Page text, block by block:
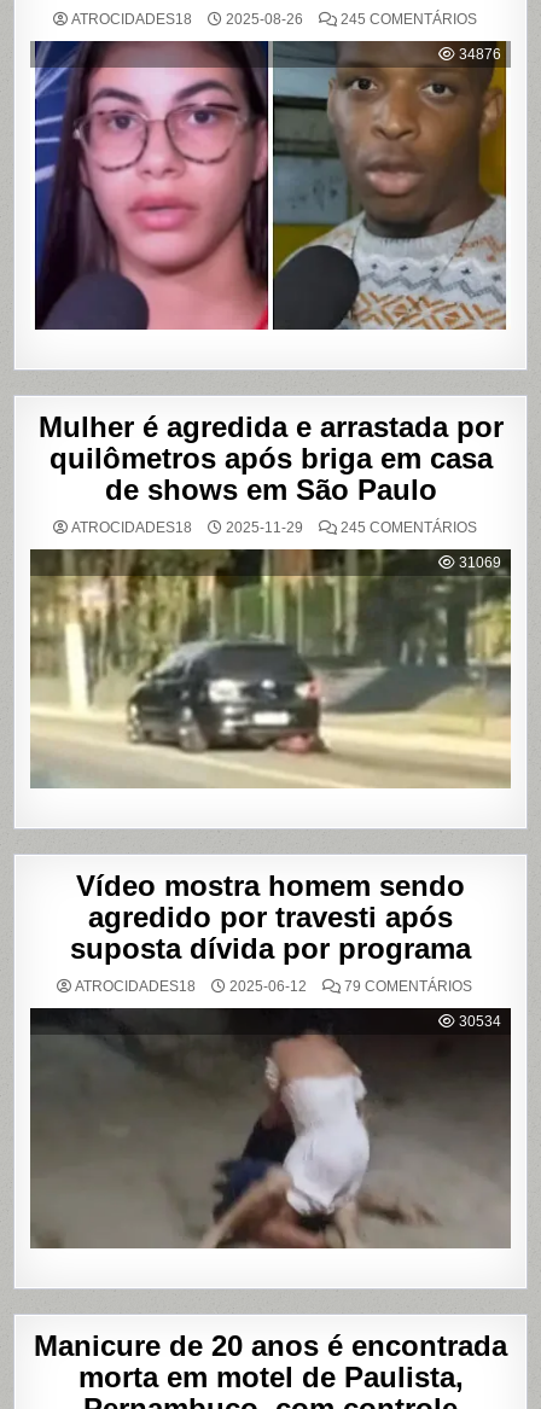
ATROCIDADES18 2025-08-26 245 COMENTÁRIOSEM
ACUSA
DE
UBER
DE
EM
DE
VÍDEOS
ÍNTIMOS
EM
BAHIA
34876
Mulher é agredida e arrastada por
quilômetros após briga em casa
de shows em São Paulo
ATROCIDADES18 2025-11-29 245 COMENTÁRIOSEM
É
E
POR
APÓS
BRIGA
EM
CASA
SHOWS
SÃO
PAULO
31069
Vídeo mostra homem sendo
agredido por travesti após
suposta dívida por programa
ATROCIDADES18 2025-06-12 79 COMENTÁRIOSEM
MOSTRA
HOMEM
30534
Manicure de 20 anos é encontrada
morta em motel de Paulista,